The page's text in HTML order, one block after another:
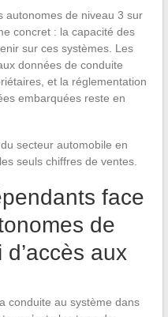
autonomes de niveau 3 sur
concret : la capacité des
sur ces systèmes. Les
données de conduite
et la réglementation
embarquées reste en
secteur automobile en
seuls chiffres de ventes.
face
de
aux
conduite au système dans